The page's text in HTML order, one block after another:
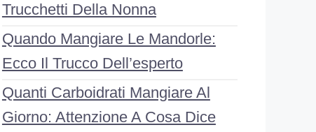
Trucchetti Della Nonna
Quando Mangiare Le Mandorle:
Ecco Il Trucco Dell’esperto
Quanti Carboidrati Mangiare Al
Giorno: Attenzione A Cosa Dice